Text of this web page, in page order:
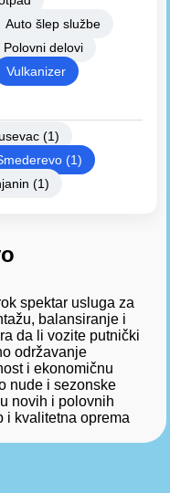
Auto šlep službe
Polovni delovi
Vulkanizer
(1)
(1)
(1)
spektar usluga za
balansiranje i
da li vozite putnički
održavanje
i ekonomičnu
nude i sezonske
novih i polovnih
i kvalitetna oprema